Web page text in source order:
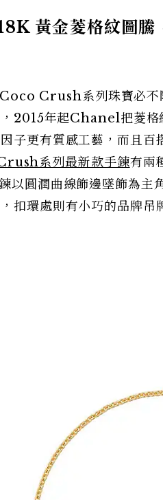
黃金菱格紋圖
Crush系列珠寶必不
，2015年起Chanel把菱
子更有質感工藝，而且
系列最新款手鍊有兩
以圓潤曲線飾邊墜飾為
扣環處則有小巧的品牌吊